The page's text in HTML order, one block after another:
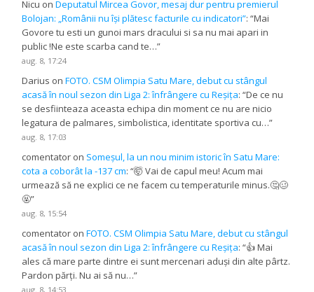
Nicu onDeputatul Mircea Govor, mesaj dur pentru premierul
Bolojan: „Românii nu își plătesc facturile cu indicatori”: “Mai
Govore tu esti un gunoi mars dracului si sa nu mai apari in
public !Ne este scarba cand te…”
aug. 8, 17:24
Darius onFOTO. CSM Olimpia Satu Mare, debut cu stângul
acasă în noul sezon din Liga 2: înfrângere cu Reșița: “De ce nu
se desfiinteaza aceasta echipa din moment ce nu are nicio
legatura de palmares, simbolistica, identitate sportiva cu…”
aug. 8, 17:03
comentator on Someșul, la un nou minim istoric în Satu Mare:
cota a coborât la -137 cm: “🤯 Vai de capul meu! Acum mai
urmează să ne explici ce ne facem cu temperaturile minus.🤔🥴
🤬”
aug. 8, 15:54
comentator onFOTO. CSM Olimpia Satu Mare, debut cu stângul
acasă în noul sezon din Liga 2: înfrângere cu Reșița: “👍 Mai
ales că mare parte dintre ei sunt mercenari aduși din alte pârtz.
Pardon părți. Nu ai să nu…”
aug. 8, 14:53